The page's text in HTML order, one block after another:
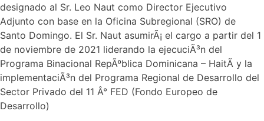
designado al Sr. Leo Naut como Director Ejecutivo
Adjunto con base en la Oficina Subregional (SRO) de
Santo Domingo. El Sr. Naut asumirÃ¡ el cargo a partir del 1
de noviembre de 2021 liderando la ejecuciÃ³n del
Programa Binacional RepÃºblica Dominicana – HaitÃ­ y la
implementaciÃ³n del Programa Regional de Desarrollo del
Sector Privado del 11 Â° FED (Fondo Europeo de
Desarrollo)